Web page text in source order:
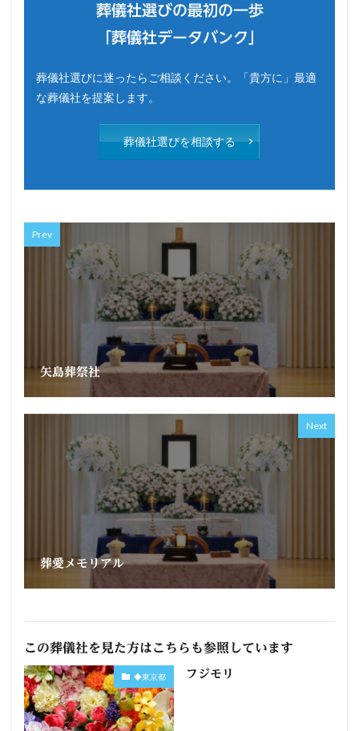
葬儀社選びの最初の一歩
「葬儀社データバンク」
葬儀社選びに迷ったらご相談ください。「貴方に」最適
な葬儀社を提案します。
葬儀社選びを相談する
Prev
矢島葬祭社
Next
葬愛メモリアル
この葬儀社を見た方はこちらも参照しています
◆東京都 フジモリ